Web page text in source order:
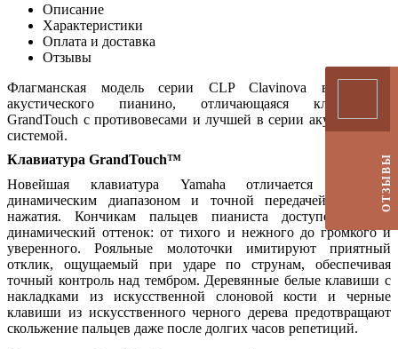
Описание
Характеристики
Оплата и доставка
Отзывы
Флагманская модель серии CLP Clavinova в корпусе
акустического пианино, отличающаяся клавиатурой
GrandTouch с противовесами и лучшей в серии акустической
системой.
Клавиатура GrandTouch™
Новейшая клавиатура Yamaha отличается широким
динамическим диапазоном и точной передачей нюансов
нажатия. Кончикам пальцев пианиста доступен любой
динамический оттенок: от тихого и нежного до громкого и
уверенного. Рояльные молоточки имитируют приятный
отклик, ощущаемый при ударе по струнам, обеспечивая
точный контроль над тембром. Деревянные белые клавиши с
накладками из искусственной слоновой кости и черные
клавиши из искусственного черного дерева предотвращают
скольжение пальцев даже после долгих часов репетиций.
ОТЗЫВЫ